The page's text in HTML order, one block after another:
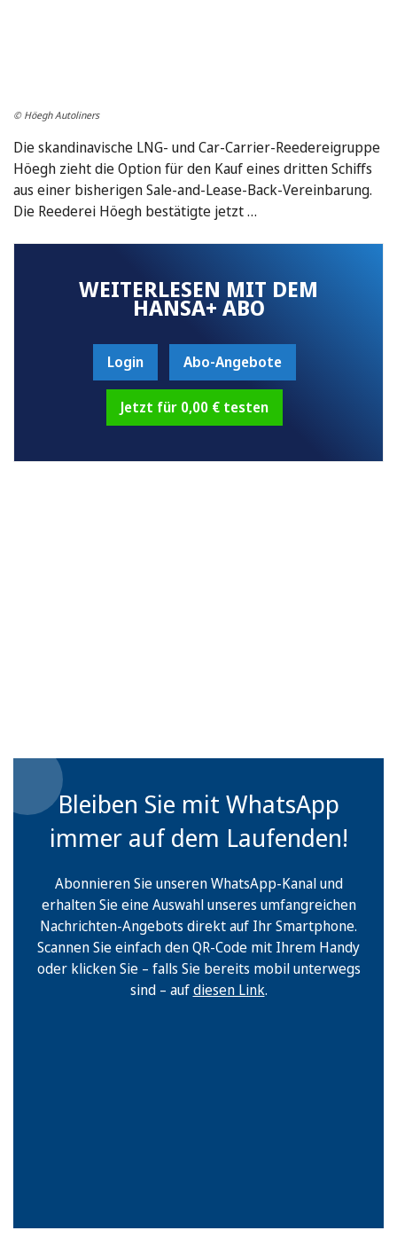
© Höegh Autoliners
Die skandinavische LNG- und Car-Carrier-Reedereigruppe
Höegh zieht die Option für den Kauf eines dritten Schiffs
aus einer bisherigen Sale-and-Lease-Back-Vereinbarung.
Die Reederei Höegh bestätigte jetzt …
WEITERLESEN MIT DEM
HANSA+ ABO
Login Abo-Angebote
Jetzt für 0,00 € testen
Bleiben Sie mit WhatsApp
immer auf dem Laufenden!
Abonnieren Sie unseren WhatsApp-Kanal und
erhalten Sie eine Auswahl unseres umfangreichen
Nachrichten-Angebots direkt auf Ihr Smartphone.
Scannen Sie einfach den QR-Code mit Ihrem Handy
oder klicken Sie – falls Sie bereits mobil unterwegs
sind – aufdiesen Link.